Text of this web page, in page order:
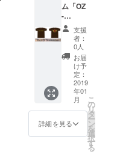
ム「OZ
-
Rebelli
on-」を
イメー
ジした
デザイ
ンのT
シャ
ツ。茶
ディ。
バック
プリン
ト有。
支援
者：
0人
お届
け予
定：
2019
年01
月
詳細を見る
こ
の
リ
タ
ー
ン
を
選
択
す
る